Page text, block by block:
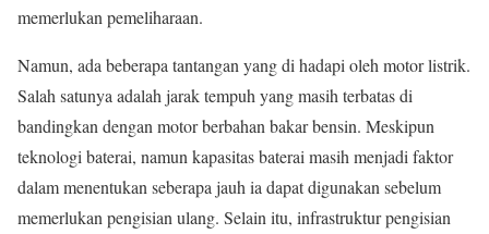
memerlukan pemeliharaan.
Namun, ada beberapa tantangan yang di hadapi oleh motor listrik.
Salah satunya adalah jarak tempuh yang masih terbatas di
bandingkan dengan motor berbahan bakar bensin. Meskipun
teknologi baterai, namun kapasitas baterai masih menjadi faktor
dalam menentukan seberapa jauh ia dapat digunakan sebelum
memerlukan pengisian ulang. Selain itu, infrastruktur pengisian